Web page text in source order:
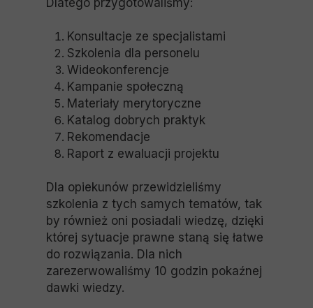
Dlatego przygotowaliśmy:
Konsultacje ze specjalistami
Szkolenia dla personelu
Wideokonferencje
Kampanie społeczną
Materiały merytoryczne
Katalog dobrych praktyk
Rekomendacje
Raport z ewaluacji projektu
Dla opiekunów przewidzieliśmy
szkolenia z tych samych tematów, tak
by również oni posiadali wiedzę, dzięki
której sytuacje prawne staną się łatwe
do rozwiązania. Dla nich
zarezerwowaliśmy 10 godzin pokaźnej
dawki wiedzy.